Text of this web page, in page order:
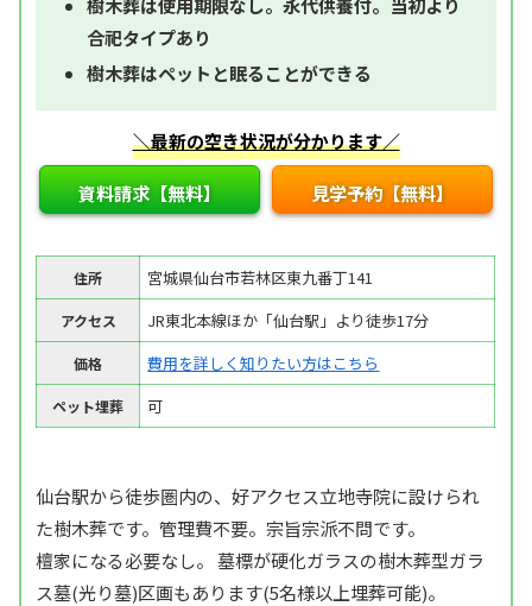
樹木葬は使用期限なし。永代供養付。当初より
合祀タイプあり
樹木葬はペットと眠ることができる
＼最新の空き状況が分かります／
資料請求【無料】 見学予約【無料】
住所 宮城県仙台市若林区東九番丁141
アクセス JR東北本線ほか「仙台駅」より徒歩17分
価格 費用を詳しく知りたい方はこちら
ペット埋葬 可
仙台駅から徒歩圏内の、好アクセス立地寺院に設けられ
た樹木葬です。管理費不要。宗旨宗派不問です。
檀家になる必要なし。 墓標が硬化ガラスの樹木葬型ガラ
ス墓(光り墓)区画もあります(5名様以上埋葬可能)。